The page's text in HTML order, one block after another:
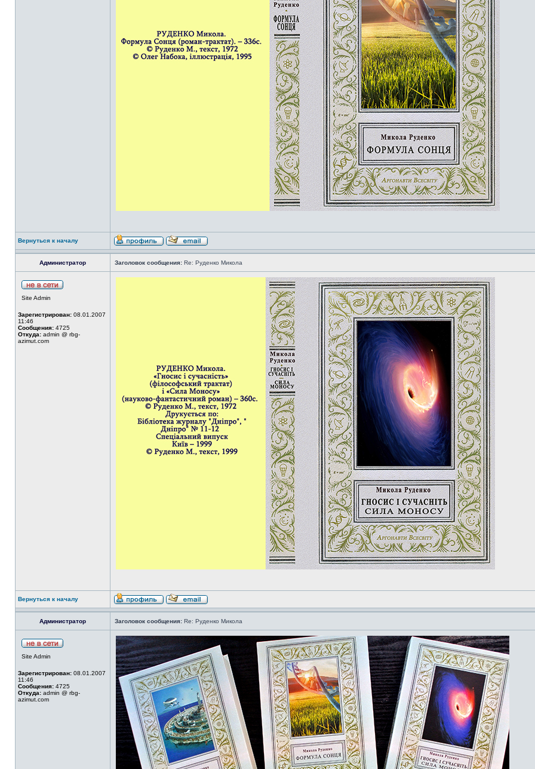
Вернуться к началу
Администратор Заголовок сообщения: Re: Руденко Микола
Site Admin
Зарегистрирован: 08.01.2007
11:46
Сообщения: 4725
Откуда: admin @ rbg-
azimut.com
Вернуться к началу
Администратор Заголовок сообщения: Re: Руденко Микола
Site Admin
Зарегистрирован: 08.01.2007
11:46
Сообщения: 4725
Откуда: admin @ rbg-
azimut.com